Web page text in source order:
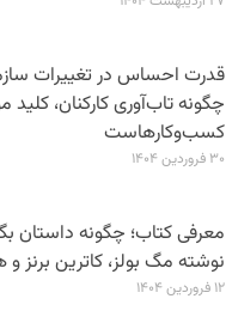
قدرت احساس در تغییرات
چگونه تاب‌آوری کارکنان،
کسب‌وکارهاست
۳۰ فروردین ۱۴۰۴
معرفی کتاب؛ چگونه داستان
نوشته مگ بولز، کاترین برنز و
۱۲ فروردین ۱۴۰۴